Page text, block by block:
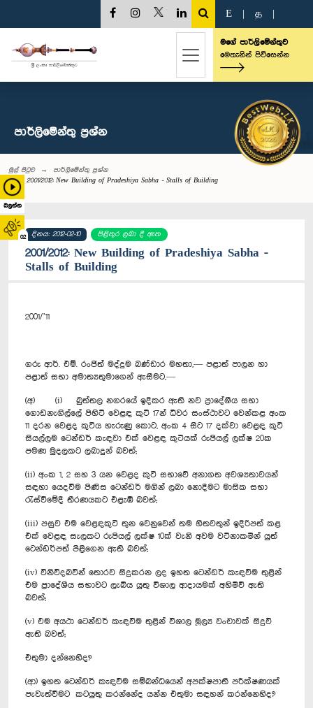
බලන්න
02
E த
මගේ පාර්ලිමේන්තුව
මෙතැනින් පිවිසෙන්න
පාර්ලි‌මේන්තු‌ ප්‍රශ්න
මුල් පිටුව
පාර්ලි‌මේන්තු‌ ප්‍රශ්න
2001/2012: New Building of Pradeshiya Sabha - Stalls of Building
දිනය: 2012-02-10 පිළිතුර ලබා දී ඇත
2001/2012: New Building of Pradeshiya Sabha -
Stalls of Building
2001/’11
ගරු ආර්. එම්. රංජිත් මද්දුම බණ්ඩාර මහතා,— පළාත් පාලන හා
පළාත් සභා අමාත්‍යතුමාගෙන් ඇසීමට,—
(අ) (i) බුත්තල නගරයේ ඉදිකර ඇති නව ප්‍රාදේශීය සභා
ගොඩනැගිල්ලේ පිහිටි වෙළඳ කුටි 17න් ධීවර සංස්ථාවට වෙන්කළ අංක
11 දරන වෙළද කුටිය හැරුණු කොට, අංක 4 සිට 17 දක්වා වෙළඳ කුටි
සියල්ලම ටෙන්ඩර් කැඳවා එක් වෙළඳ කුටියක් රුපියල් ලක්ෂ 20ක
පමණ මුදලකට ලබාදුන් බවත්;
(ii) අංක 1, 2 සහ 3 යන වෙළද කුටි සභාවේ අනාගත අවශ්‍යතාවයන්
සඳහා යෙදවීම පිණිස ටෙන්ඩර් මගින් ලබා නොදීමට මාසික සභා
රැස්වීමේදී තීරණයකට එළැඹි බවත්;
(iii) පසුව එම වෙළඳකුටි තුන වෙනුවෙන් තම හිතවතුන් ඉදිරිපත් කළ
එක් වෙළඳ සැලකට රුපියල් ලක්ෂ 10ක් වැනි අවම වටිනාකමින් යුත්
ටෙන්ඩර්පත් පිළිගෙන ඇති බවත්;
(iv) විනිවිදබවින් තොරව සිදුකරන ලද ඉහත ටෙන්ඩර් කැඳවීම තුළින්
එම ප්‍රා‍දේශීය සභාවට ලැබිය යුතු විශාල ආදායමක් අහිමිවී ඇති
බවත්;
(v) එම අයථා ටෙන්ඩර් කැඳවීම තුළින් විශාල මූල්‍ය වංචාවක් සිදුවී
ඇති බවත්;
එතුමා දන්නෙහිද?
(ආ) ඉහත ටෙන්ඩර් කැඳවීම සම්බන්ධයෙන් අපක්ෂපාතී පරීක්ෂණයක්
පැවැත්වීමට කටයුතු කරන්නේද යන්න එතුමා සඳහන් කරන්නෙහිද?